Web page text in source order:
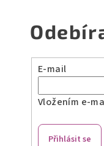
E-mail
Vložením e-
Přihlásit se